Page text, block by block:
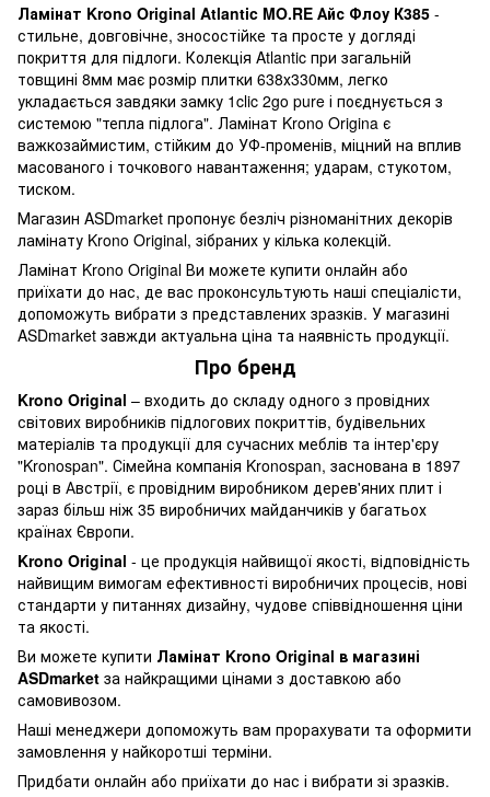
Ламінат Krono Original Atlantic MO.RE Айс Флоу К385 -
стильне, довговічне, зносостійке та просте у догляді
покриття для підлоги. Колекція Atlantic при загальній
товщині 8мм має розмір плитки 638х330мм, легко
укладається завдяки замку 1clic 2go pure і поєднується з
системою "тепла підлога". Ламінат Krono Origina є
важкозаймистим, стійким до УФ-променів, міцний на вплив
масованого і точкового навантаження; ударам, стукотом,
тиском.
Магазин ASDmarket пропонує безліч різноманітних декорів
ламінату Krono Original, зібраних у кілька колекцій.
Ламінат Krono Original Ви можете купити онлайн або
приїхати до нас, де вас проконсультують наші спеціалісти,
допоможуть вибрати з представлених зразків. У магазині
ASDmarket завжди актуальна ціна та наявність продукції.
Про бренд
Krono Original – входить до складу одного з провідних
світових виробників підлогових покриттів, будівельних
матеріалів та продукції для сучасних меблів та інтер'єру
"Kronospan". Сімейна компанія Kronospan, заснована в 1897
році в Австрії, є провідним виробником дерев'яних плит і
зараз більш ніж 35 виробничих майданчиків у багатьох
країнах Європи.
Krono Original - це продукція найвищої якості, відповідність
найвищим вимогам ефективності виробничих процесів, нові
стандарти у питаннях дизайну, чудове співвідношення ціни
та якості.
Ви можете купити Ламінат Krono Original в магазині
ASDmarket за найкращими цінами з доставкою або
самовивозом.
Наші менеджери допоможуть вам прорахувати та оформити
замовлення у найкоротші терміни.
Придбати онлайн або приїхати до нас і вибрати зі зразків.